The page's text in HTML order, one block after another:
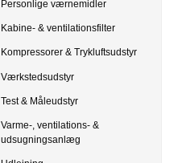
Personlige værnemidler
Kabine- & ventilationsfilter
Kompressorer & Trykluftsudstyr
Værkstedsudstyr
Test & Måleudstyr
Varme-, ventilations- &
udsugningsanlæg